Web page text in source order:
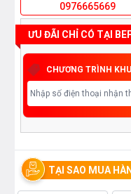
0976665669
ƯU ĐÃI CHỈ CÓ TẠI
CHƯƠNG TRÌNH
TẠI SAO MUA